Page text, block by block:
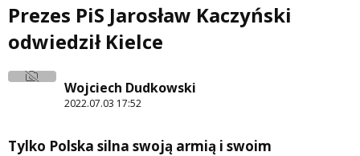
Prezes PiS Jarosław Kaczyński
odwiedził Kielce
Wojciech Dudkowski
2022.07.03 17:52
Tylko Polska silna swoją armią i swoim